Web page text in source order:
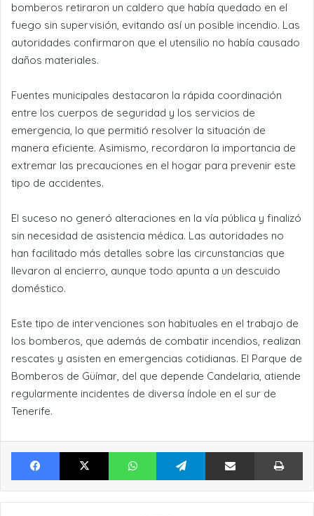
bomberos retiraron un caldero que había quedado en el
fuego sin supervisión, evitando así un posible incendio. Las
autoridades confirmaron que el utensilio no había causado
daños materiales.
Fuentes municipales destacaron la rápida coordinación
entre los cuerpos de seguridad y los servicios de
emergencia, lo que permitió resolver la situación de
manera eficiente. Asimismo, recordaron la importancia de
extremar las precauciones en el hogar para prevenir este
tipo de accidentes.
El suceso no generó alteraciones en la vía pública y finalizó
sin necesidad de asistencia médica. Las autoridades no
han facilitado más detalles sobre las circunstancias que
llevaron al encierro, aunque todo apunta a un descuido
doméstico.
Este tipo de intervenciones son habituales en el trabajo de
los bomberos, que además de combatir incendios, realizan
rescates y asisten en emergencias cotidianas. El Parque de
Bomberos de Güímar, del que depende Candelaria, atiende
regularmente incidentes de diversa índole en el sur de
Tenerife.
Facebook X WhatsApp Telegram Compartir por Email